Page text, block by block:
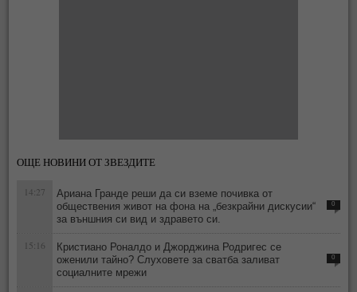
ОЩЕ НОВИНИ ОТ ЗВЕЗДИТЕ
14:27
Ариана Гранде реши да си вземе почивка от
обществения живот на фона на „безкрайни дискусии“
за външния си вид и здравето си.
0
15:16
Кристиано Роналдо и Джорджина Родригес се
оженили тайно? Слуховете за сватба заливат
социалните мрежи
0